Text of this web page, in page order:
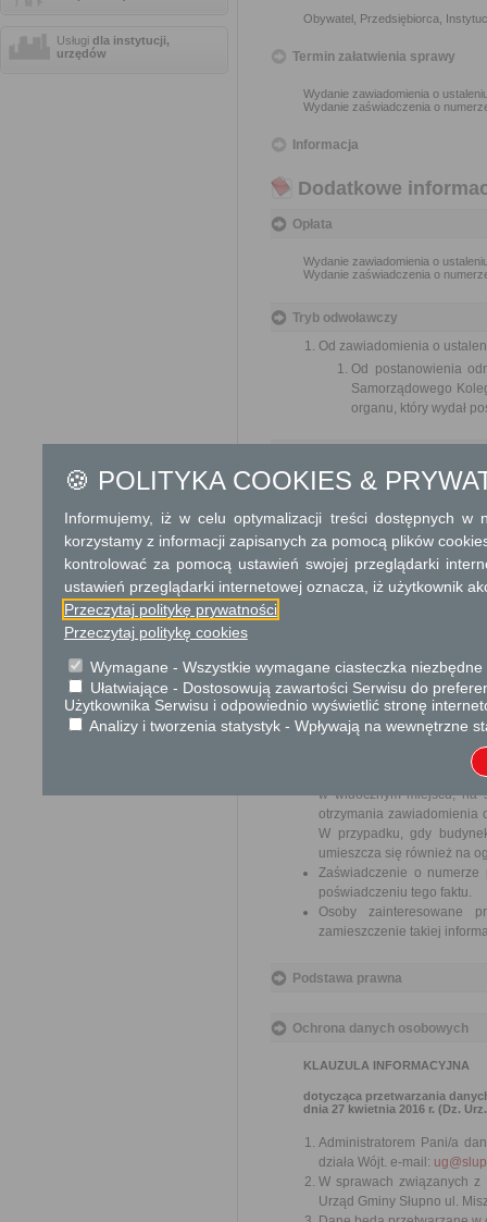
Usługi dla instytucji,
urzędów
Obywatel, Przedsiębiorca,
Termin załatwienia sprawy
Wydanie zawiadomienia o
Wydanie zaświadczenia o
Informacja
Dodatkowe
Opłata
Wydanie zawiadomienia o
Wydanie zaświadczenia o
Tryb odwoławczy
Od zawiadomienia o
Od postanowienia
Samorządowego
organu, który wydał
Przedmiotem skargi może być
Przedmiotem wniosku mogą
zapobieganie nadużyciom,
Organ właściwy dla
Numer porządkowy
czasowego przebywania
prognozowanych do
Z wnioskiem o ustalenie
swój interes prawny lub
Ustalenie numeru
w widocznym miejscu, na
otrzymania zawiadomienia
W przypadku, gdy
umieszcza się również na
Zaświadczenie o
poświadczeniu tego faktu.
Osoby zainteresowane
zamieszczenie takiej
Podstawa prawna
Ochrona danych osobowych
KLAUZULA INFORMACYJNA
dotycząca przetwarzania
dnia 27 kwietnia 2016 r. (Dz.
Administratorem Pani/a
działa Wójt. e-mail:
W sprawach związanych z
Urząd Gminy Słupno ul.
🍪 POLITYKA COOKIES &
Informujemy, iż w celu optymalizacji treści dostępnych w
korzystamy z informacji zapisanych za pomocą plików
kontrolować za pomocą ustawień swojej przeglądarki
ustawień przeglądarki internetowej oznacza, iż użytkownik
Przeczytaj politykę prywatności
Przeczytaj politykę cookies
Wymagane - Wszystkie wymagane ciasteczka
Ułatwiające - Dostosowują zawartości Serwisu do
Użytkownika Serwisu i odpowiednio wyświetlić stronę
Analizy i tworzenia statystyk - Wpływają na wewnętrzne